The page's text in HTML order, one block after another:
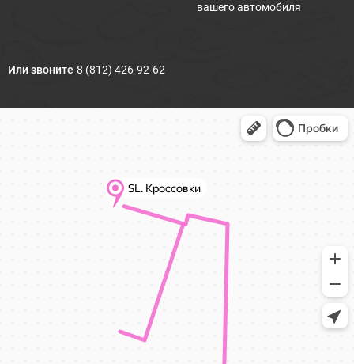
вашего автомобиля
Или звоните 8 (812) 426-92-62